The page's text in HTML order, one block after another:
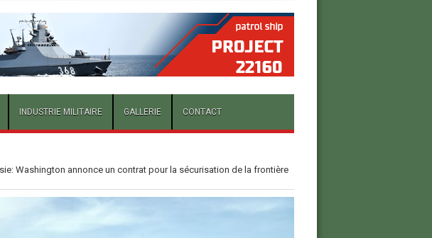
INDUSTRIE MILITAIRE GALLERIE CONTACT
Washington annonce un contrat pour la sécurisation de la frontière